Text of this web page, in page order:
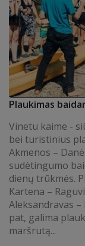
Plaukimas
Vinetu kaime -
bei turistinius
Akmenos –
sudėtingumo
dienų trūkmės.
Kartena –
Aleksandravas –
pat, galima
maršrutą...